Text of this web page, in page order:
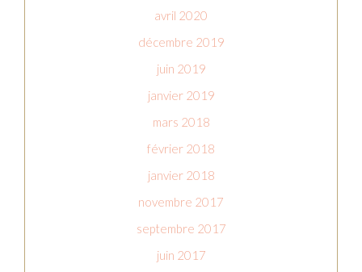
avril 2020
décembre 2019
juin 2019
janvier 2019
mars 2018
février 2018
janvier 2018
novembre 2017
septembre 2017
juin 2017